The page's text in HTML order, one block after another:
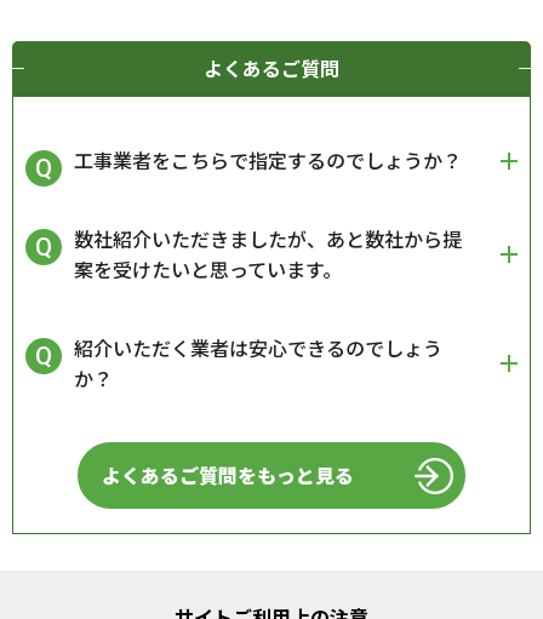
よくあるご質問
工事業者をこちらで指定するのでしょうか？
数社紹介いただきましたが、あと数社から提
案を受けたいと思っています。
紹介いただく業者は安心できるのでしょう
か？
よくあるご質問をもっと見る